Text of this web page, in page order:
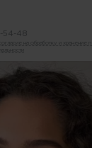
54-48
согласие на обработку и хранение